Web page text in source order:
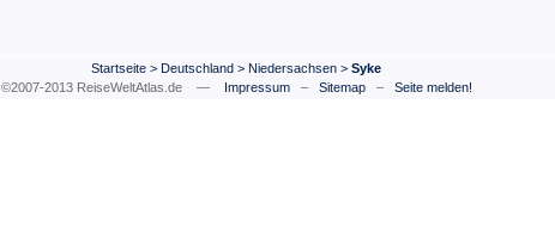
Startseite > Deutschland > Niedersachsen > Syke
©2007-2013 ReiseWeltAtlas.de —
Impressum– Sitemap– Seite melden!